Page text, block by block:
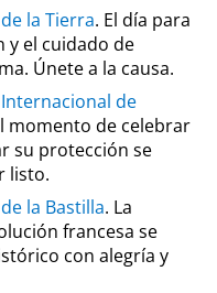
la Tierra. El día para
y el cuidado de
Únete a la causa.
de
momento de celebrar
su protección se
listo.
la Bastilla. La
francesa se
con alegría y